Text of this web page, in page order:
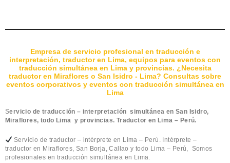
Empresa de servicio profesional en traducción e
interpretación, traductor en Lima, equipos para eventos con
traducción simultánea en Lima y provincias. ¿Necesita
traductor en Miraflores o San Isidro - Lima? Consultas sobre
eventos corporativos y eventos con traducción simultánea en
Lima
Servicio de traducción – interpretación simultánea en San Isidro,
Miraflores, todo Lima y provincias. Traductor en Lima – Perú.
Servicio de traductor – intérprete en Lima – Perú. Intérprete –
traductor en Miraflores, San Borja, Callao y todo Lima – Perú, Somos
profesionales en traducción simultánea en Lima.